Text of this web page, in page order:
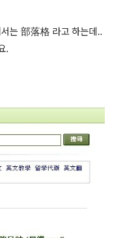
는 部落格 라고 하는데..
.